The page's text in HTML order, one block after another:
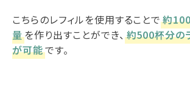
こちらのレフィルを使用することで約
量を作り出すことができ、 約500杯分の
が可能です。